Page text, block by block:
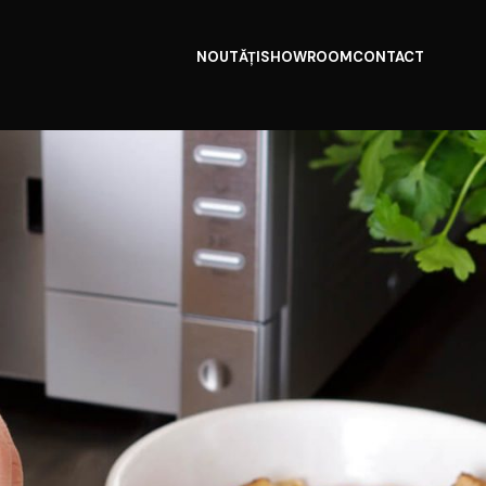
NOUTĂȚISHOWROOMCONTACT